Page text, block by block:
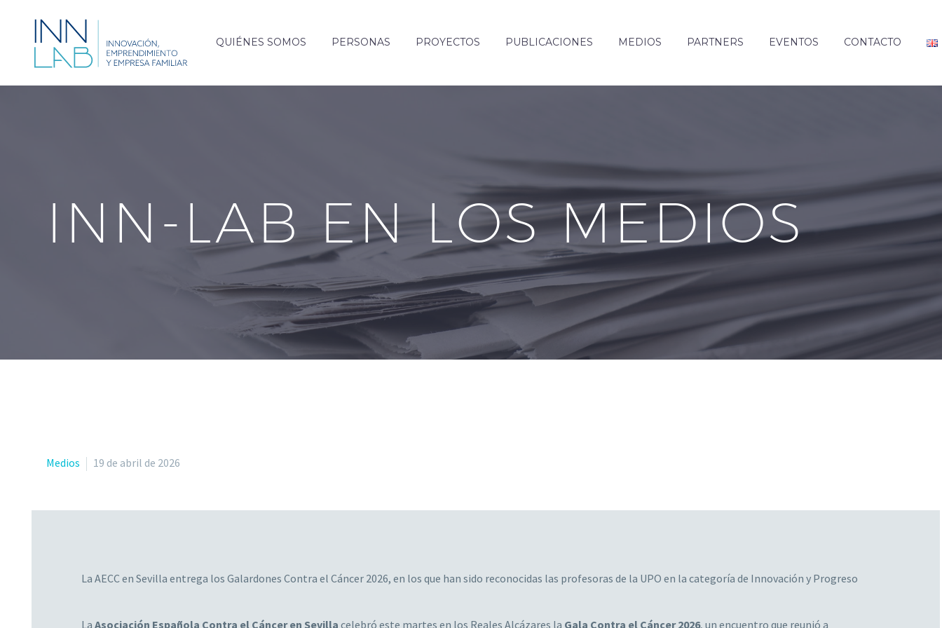
QUIÉNES SOMOS PERSONAS PROYECTOS PUBLICACIONES MEDIOS PARTNERS EVENTOS CONTACTO
INN-LAB EN LOS MEDIOS
Medios 19 de abril de 2026
La AECC en Sevilla entrega los Galardones Contra el Cáncer 2026, en los que han sido reconocidas las profesoras de la UPO en la categoría de Innovación y Progreso
La Asociación Española Contra el Cáncer en Sevilla celebró este martes en los Reales Alcázares la Gala Contra el Cáncer 2026, un encuentro que reunió a